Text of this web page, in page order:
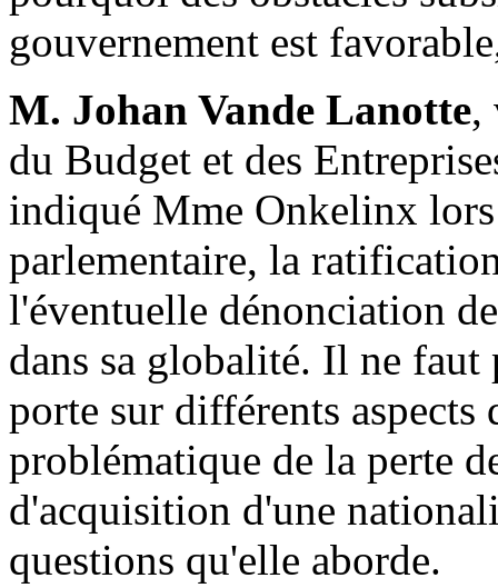
gouvernement est
M. Johan Vande Lanotte,
du Budget et des
indiqué Mme Onkelinx
parlementaire, la
l'éventuelle dénonciation
dans sa globalité. Il ne
porte sur différents
problématique de la perte
d'acquisition d'une
questions qu'elle aborde.